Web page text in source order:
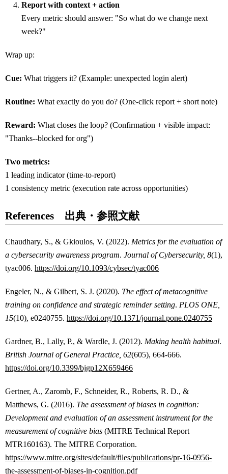
Report with context + action
Every metric should answer: "So what do we change next
week?"
Wrap up:
Cue: What triggers it? (Example: unexpected login alert)
Routine: What exactly do you do? (One-click report + short note)
Reward: What closes the loop? (Confirmation + visible impact:
"Thanks--blocked for org")
Two metrics:
1 leading indicator (time-to-report)
1 consistency metric (execution rate across opportunities)
References 出典・参照文献
Chaudhary, S., & Gkioulos, V. (2022). Metrics for the evaluation of
a cybersecurity awareness program. Journal of Cybersecurity, 8(1),
tyac006. https://doi.org/10.1093/cybsec/tyac006
Engeler, N., & Gilbert, S. J. (2020). The effect of metacognitive
training on confidence and strategic reminder setting. PLOS ONE,
15(10), e0240755. https://doi.org/10.1371/journal.pone.0240755
Gardner, B., Lally, P., & Wardle, J. (2012). Making health habitual.
British Journal of General Practice, 62(605), 664-666.
https://doi.org/10.3399/bjgp12X659466
Gertner, A., Zaromb, F., Schneider, R., Roberts, R. D., &
Matthews, G. (2016). The assessment of biases in cognition:
Development and evaluation of an assessment instrument for the
measurement of cognitive bias (MITRE Technical Report
MTR160163). The MITRE Corporation.
https://www.mitre.org/sites/default/files/publications/pr-16-0956-
the-assessment-of-biases-in-cognition.pdf